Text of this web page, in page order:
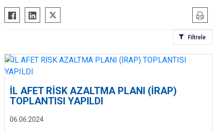
Filtrele
06.06.2024
İL AFET RİSK AZALTMA PLANI (İRAP)
TOPLANTISI YAPILDI